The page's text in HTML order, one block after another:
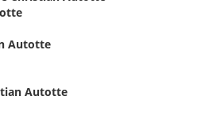
Autotte
Autotte